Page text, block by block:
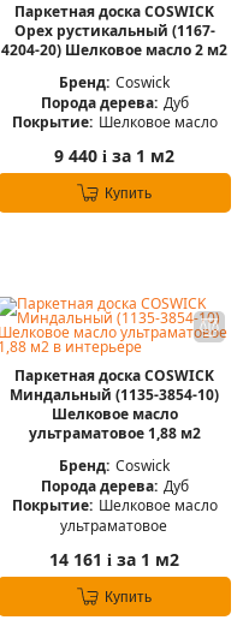
Паркетная доска COSWICK
Орех рустикальный (1167-
4204-20) Шелковое масло 2 м2
Бренд: Coswick
Порода дерева: Дуб
Покрытие: Шелковое масло
9 440 i за 1 м2
Купить
Паркетная доска COSWICK
Миндальный (1135-3854-10)
Шелковое масло
ультраматовое 1,88 м2
Бренд: Coswick
Порода дерева: Дуб
Покрытие: Шелковое масло
ультраматовое
14 161 i за 1 м2
Купить